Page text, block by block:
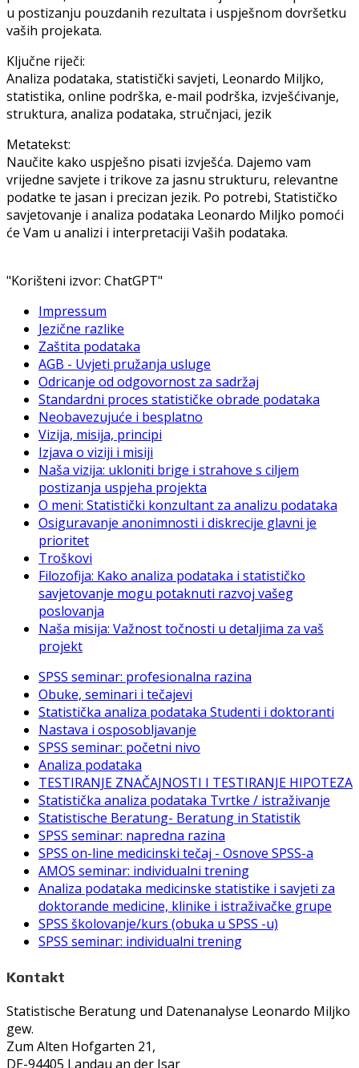
u postizanju pouzdanih rezultata i uspješnom dovršetku
vaših projekata.
Ključne riječi:
Analiza podataka, statistički savjeti, Leonardo Miljko,
statistika, online podrška, e-mail podrška, izvješćivanje,
struktura, analiza podataka, stručnjaci, jezik
Metatekst:
Naučite kako uspješno pisati izvješća. Dajemo vam
vrijedne savjete i trikove za jasnu strukturu, relevantne
podatke te jasan i precizan jezik. Po potrebi, Statističko
savjetovanje i analiza podataka Leonardo Miljko pomoći
će Vam u analizi i interpretaciji Vaših podataka.
"Korišteni izvor: ChatGPT"
Impressum
Jezične razlike
Zaštita podataka
AGB - Uvjeti pružanja usluge
Odricanje od odgovornost za sadržaj
Standardni proces statističke obrade podataka
Neobavezujuće i besplatno
Vizija, misija, principi
Izjava o viziji i misiji
Naša vizija: ukloniti brige i strahove s ciljem
postizanja uspjeha projekta
O meni: Statistički konzultant za analizu podataka
Osiguravanje anonimnosti i diskrecije glavni je
prioritet
Troškovi
Filozofija: Kako analiza podataka i statističko
savjetovanje mogu potaknuti razvoj vašeg
poslovanja
Naša misija: Važnost točnosti u detaljima za vaš
projekt
SPSS seminar: profesionalna razina
Obuke, seminari i tečajevi
Statistička analiza podataka Studenti i doktoranti
Nastava i osposobljavanje
SPSS seminar: početni nivo
Analiza podataka
TESTIRANJE ZNAČAJNOSTI I TESTIRANJE HIPOTEZA
Statistička analiza podataka Tvrtke / istraživanje
Statistische Beratung- Beratung in Statistik
SPSS seminar: napredna razina
SPSS on-line medicinski tečaj - Osnove SPSS-a
AMOS seminar: individualni trening
Analiza podataka medicinske statistike i savjeti za
doktorande medicine, klinike i istraživačke grupe
SPSS školovanje/kurs (obuka u SPSS -u)
SPSS seminar: individualni trening
Kontakt
Statistische Beratung und Datenanalyse Leonardo Miljko
gew.
Zum Alten Hofgarten 21,
DE-94405 Landau an der Isar